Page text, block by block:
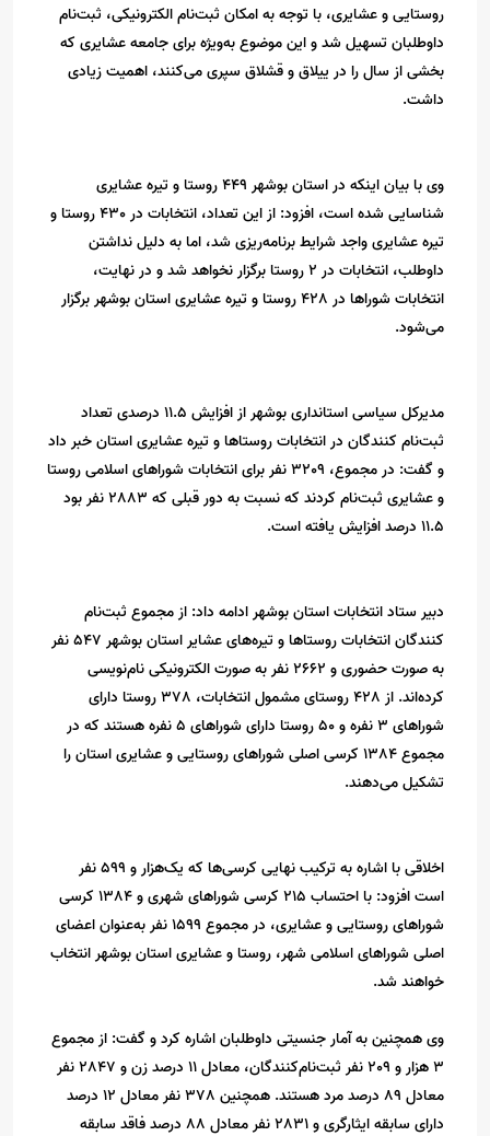
روستایی و عشایری، با توجه به امکان ثبت‌نام الکترونیکی، ثبت‌نام
داوطلبان تسهیل شد و این موضوع به‌ویژه برای جامعه عشایری که
بخشی از سال را در ییلاق و قشلاق سپری می‌کنند، اهمیت زیادی
داشت.
وی با بیان اینکه در استان بوشهر 449 روستا و تیره عشایری
شناسایی شده است، افزود: از این تعداد، انتخابات در 430 روستا و
تیره عشایری واجد شرایط برنامه‌ریزی شد، اما به دلیل نداشتن
داوطلب، انتخابات در 2 روستا برگزار نخواهد شد و در نهایت،
انتخابات شوراها در 428 روستا و تیره عشایری استان بوشهر برگزار
می‌شود.
مدیرکل سیاسی استانداری بوشهر از افزایش 11.5 درصدی تعداد
ثبت‌نام کنندگان در انتخابات روستاها و تیره عشایری استان خبر داد
و گفت: در مجموع، 3209 نفر برای انتخابات شوراهای اسلامی روستا
و عشایری ثبت‌نام کردند که نسبت به دور قبلی که 2883 نفر بود
11.5 درصد افزایش یافته است.
دبیر ستاد انتخابات استان بوشهر ادامه داد: از مجموع ثبت‌نام
کنندگان انتخابات روستاها و تیره‌های عشایر استان بوشهر 547 نفر
به صورت حضوری و 2662 نفر به صورت الکترونیکی نام‌نویسی
کرده‌اند. از 428 روستای مشمول انتخابات، 378 روستا دارای
شوراهای 3 نفره و 50 روستا دارای شوراهای 5 نفره هستند که در
مجموع 1384 کرسی اصلی شوراهای روستایی و عشایری استان را
تشکیل می‌دهند.
اخلاقی با اشاره به ترکیب نهایی کرسی‌ها که یک‌هزار و 599 نفر
است افزود: با احتساب 215 کرسی شوراهای شهری و 1384 کرسی
شوراهای روستایی و عشایری، در مجموع 1599 نفر به‌عنوان اعضای
اصلی شوراهای اسلامی شهر، روستا و عشایری استان بوشهر انتخاب
خواهند شد.
وی همچنین به آمار جنسیتی داوطلبان اشاره کرد و گفت: از مجموع
3 هزار و 209 نفر ثبت‌نام‌کنندگان، معادل 11 درصد زن و 2847 نفر
معادل 89 درصد مرد هستند. همچنین 378 نفر معادل 12 درصد
دارای سابقه ایثارگری و 2831 نفر معادل 88 درصد فاقد سابقه